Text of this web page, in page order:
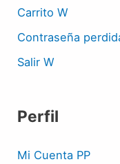
Carrito W
Contraseña
Salir W
Perfil
Mi Cuenta PP